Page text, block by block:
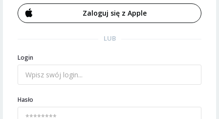
Zaloguj się z Apple
LUB
Login
Hasło